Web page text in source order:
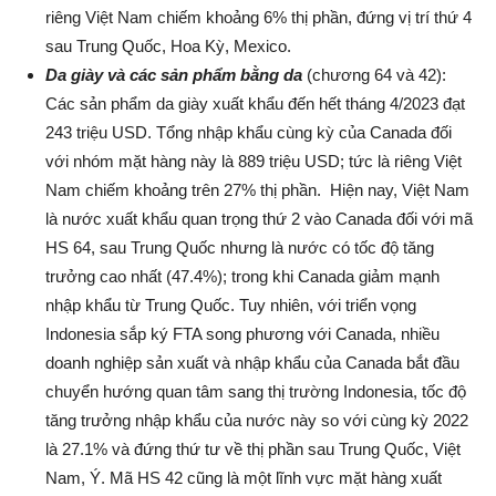
riêng Việt Nam chiếm khoảng 6% thị phần, đứng vị trí thứ 4
sau Trung Quốc, Hoa Kỳ, Mexico.
Da giày và các sản phẩm bằng da (chương 64 và 42):
Các sản phẩm da giày xuất khẩu đến hết tháng 4/2023 đạt
243 triệu USD. Tổng nhập khẩu cùng kỳ của Canada đối
với nhóm mặt hàng này là 889 triệu USD; tức là riêng Việt
Nam chiếm khoảng trên 27% thị phần. Hiện nay, Việt Nam
là nước xuất khẩu quan trọng thứ 2 vào Canada đối với mã
HS 64, sau Trung Quốc nhưng là nước có tốc độ tăng
trưởng cao nhất (47.4%); trong khi Canada giảm mạnh
nhập khẩu từ Trung Quốc. Tuy nhiên, với triển vọng
Indonesia sắp ký FTA song phương với Canada, nhiều
doanh nghiệp sản xuất và nhập khẩu của Canada bắt đầu
chuyển hướng quan tâm sang thị trường Indonesia, tốc độ
tăng trưởng nhập khẩu của nước này so với cùng kỳ 2022
là 27.1% và đứng thứ tư về thị phần sau Trung Quốc, Việt
Nam, Ý. Mã HS 42 cũng là một lĩnh vực mặt hàng xuất